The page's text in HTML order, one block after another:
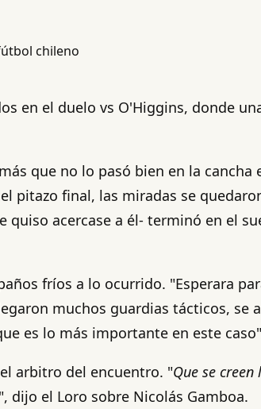
en el duelo vs O'Higgins, donde
que no lo pasó bien en la cancha
pitazo final, las miradas se
acercase a él- terminó en el
fríos a lo ocurrido. "Esperara
muchos guardias tácticos, se
es lo más importante en este
arbitro del encuentro. "Que se
dijo el Loro sobre Nicolás Gamboa.